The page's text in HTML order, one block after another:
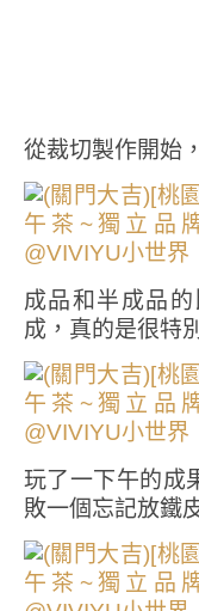
從裁切製作開始
成品和半成品
成，真的是很特
玩了一下午的成
敗一個忘記放鐵